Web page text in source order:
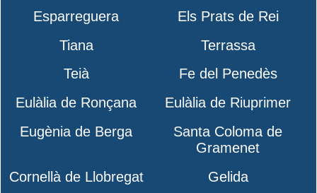
Esparreguera
Els Prats de Rei
Tiana
Terrassa
Teià
Fe del Penedès
Eulàlia de Ronçana
Eulàlia de Riuprimer
Eugènia de Berga
Santa Coloma de
Gramenet
Cornellà de Llobregat
Gelida